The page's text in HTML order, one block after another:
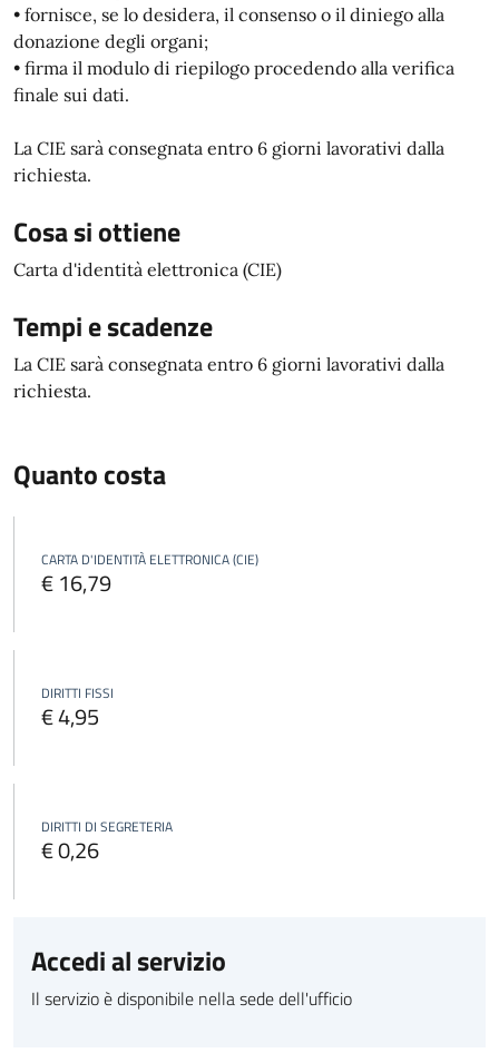
• fornisce, se lo desidera, il consenso o il diniego alla
donazione degli organi;
• firma il modulo di riepilogo procedendo alla verifica
finale sui dati.
La CIE sarà consegnata entro 6 giorni lavorativi dalla
richiesta.
Cosa si ottiene
Carta d'identità elettronica (CIE)
Tempi e scadenze
La CIE sarà consegnata entro 6 giorni lavorativi dalla
richiesta.
Quanto costa
CARTA D'IDENTITÀ ELETTRONICA (CIE)
€ 16,79
DIRITTI FISSI
€ 4,95
DIRITTI DI SEGRETERIA
€ 0,26
Accedi al servizio
Il servizio è disponibile nella sede dell'ufficio